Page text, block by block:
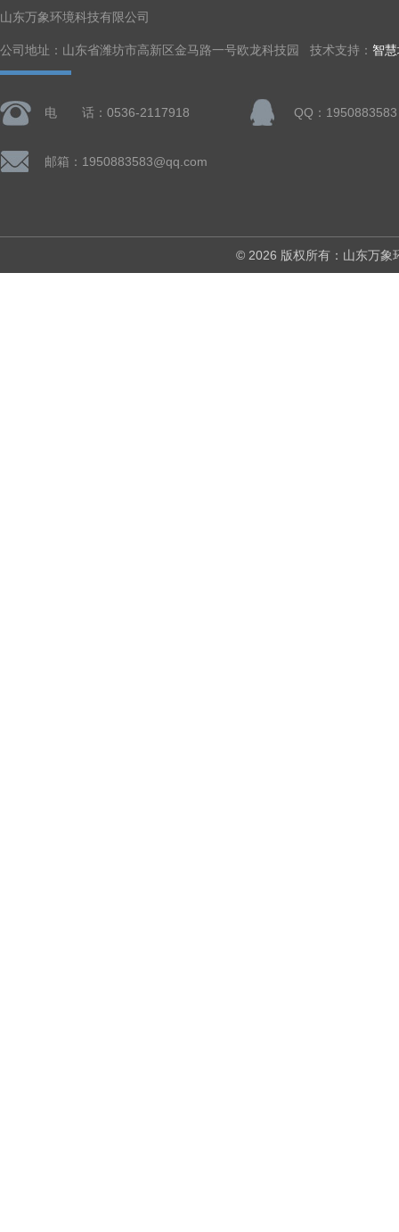
山东万象环境科技有限公司
公司地址：山东省潍坊市高新区金马路一号欧龙科技园 技术支持： 智
电 话：0536-2117918 QQ：1950883583
邮箱：1950883583@qq.com
© 2026 版权所有：山东万